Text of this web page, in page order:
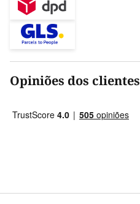
Opiniões dos clientes